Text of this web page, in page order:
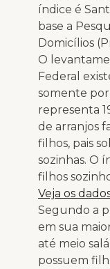
índice é
base a
Domicílios
O
Federal
somente
representa
de arranjos
filhos, pais
sozinhas. O
filhos
Veja os
Segundo a
em sua
até meio
possuem